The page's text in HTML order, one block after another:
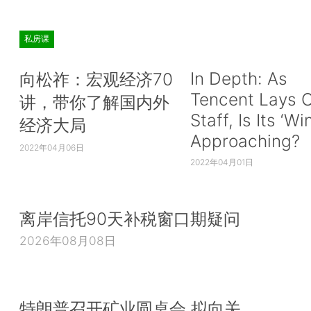
私房课
向松祚：宏观经济70
讲，带你了解国内外
经济大局
2022年04月06日
In Depth: As
Tencent Lays
Staff, Is Its
Approaching?
2022年04月01日
离岸信托90天补税窗口期疑问
2026年08月08日